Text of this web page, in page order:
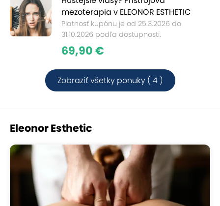
mezoterapia v ELEONOR ESTHETIC
Platnosť kupónu je od 25.3.2026 do
31.10.2026 podľa dostupnosti.
69,90 €
Zobraziť všetky ponuky ( 4 )
Eleonor Esthetic